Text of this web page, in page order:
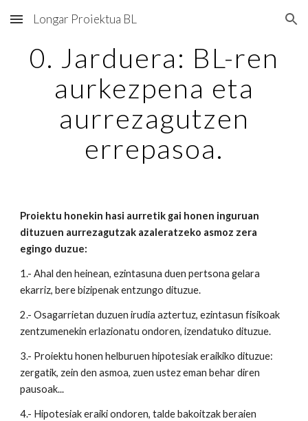
Skip to main content Skip to navigation
Longar Proiektua BL
0. Jarduera: BL-ren
aurkezpena eta
aurrezagutzen
errepasoa.
Proiektu honekin hasi aurretik gai honen inguruan
dituzuen aurrezagutzak azaleratzeko asmoz zera
egingo duzue:
1.- Ahal den heinean, ezintasuna duen pertsona gelara
ekarriz, bere bizipenak entzungo dituzue.
2.- Osagarrietan duzuen irudia aztertuz, ezintasun fisikoak
zentzumenekin erlazionatu ondoren, izendatuko dituzue.
3.- Proiektu honen helburuen hipotesiak eraikiko dituzue:
zergatik, zein den asmoa, zuen ustez eman behar diren
pausoak...
4.- Hipotesiak eraiki ondoren, talde bakoitzak beraien